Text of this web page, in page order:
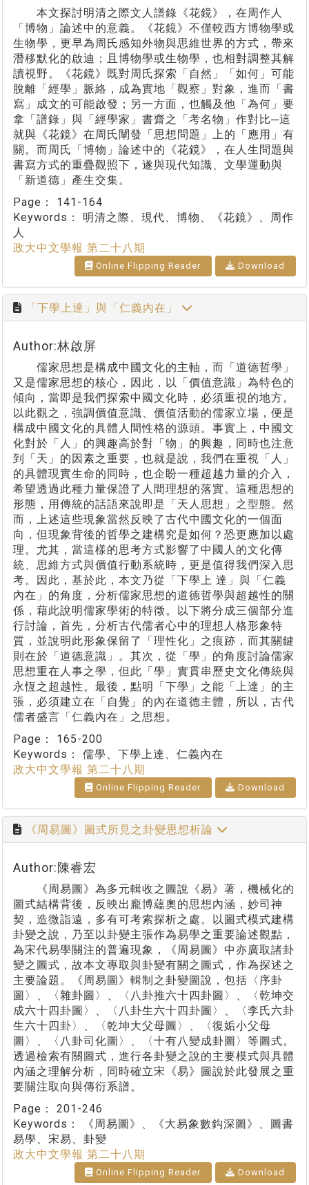
本文探討明清之際文人譜錄《花鏡》，在周作人
「博物」論述中的意義。《花鏡》不僅較西方博物學或
生物學，更早為周氏感知外物與思維世界的方式，帶來
潛移默化的啟迪；且博物學或生物學，也相對調整其解
讀視野。《花鏡》既對周氏探索「自然」「如何」可能
脫離「經學」脈絡，成為實地「觀察」對象，進而「書
寫」成文的可能啟發；另一方面，也觸及他「為何」要
拿「譜錄」與「經學家」書齋之「考名物」作對比─這
就與《花鏡》在周氏闡發「思想問題」上的「應用」有
關。而周氏「博物」論述中的《花鏡》，在人生問題與
書寫方式的重疊觀照下，遂與現代知識、文學運動與
「新道德」產生交集。
Page： 141-164
Keywords： 明清之際、現代、博物、《花鏡》、周作
人
政大中文學報 第二十八期
Online Flipping Reader Download
「下學上達」與「仁義內在」
Author:林啟屏
儒家思想是構成中國文化的主軸，而「道德哲學」
又是儒家思想的核心，因此，以「價值意識」為特色的
傾向，當即是我們探索中國文化時，必須重視的地方。
以此觀之，強調價值意識、價值活動的儒家立場，便是
構成中國文化的具體人間性格的源頭。事實上，中國文
化對於「人」的興趣高於對「物」的興趣，同時也注意
到「天」的因素之重要，也就是說，我們在重視「人」
的具體現實生命的同時，也企盼一種超越力量的介入，
希望透過此種力量保證了人間理想的落實。這種思想的
形態，用傳統的話語來說即是「天人思想」之型態。然
而，上述這些現象當然反映了古代中國文化的一個面
向，但現象背後的哲學之建構究是如何？恐更應加以處
理。尤其，當這樣的思考方式影響了中國人的文化傳
統、思維方式與價值行動系統時，更是值得我們深入思
考。因此，基於此，本文乃從「下學上 達」與「仁義
內在」的角度，分析儒家思想的道德哲學與超越性的關
係，藉此說明儒家學術的特徵。以下將分成三個部分進
行討論，首先，分析古代儒者心中的理想人格形象特
質，並說明此形象保留了「理性化」之痕跡，而其關鍵
則在於「道德意識」。其次，從「學」的角度討論儒家
思想重在人事之學，但此「學」實貫串歷史文化傳統與
永恆之超越性。最後，點明「下學」之能「上達」的主
張，必須建立在「自覺」的內在道德主體，所以，古代
儒者盛言「仁義內在」之思想。
Page： 165-200
Keywords： 儒學、下學上達、仁義內在
政大中文學報 第二十八期
Online Flipping Reader Download
《周易圖》圖式所見之卦變思想析論
Author:陳睿宏
《周易圖》為多元輯收之圖說《易》著，機械化的
圖式結構背後，反映出龐博蘊奧的思想內涵，妙司神
契，造微詣遠，多有可考索探析之處。以圖式模式建構
卦變之說，乃至以卦變主張作為易學之重要論述觀點，
為宋代易學關注的普遍現象，《周易圖》中亦廣取諸卦
變之圖式，故本文專取與卦變有關之圖式，作為探述之
主要論題。《周易圖》輯制之卦變圖說，包括〈序卦
圖〉、〈雜卦圖〉、〈八卦推六十四卦圖〉、〈乾坤交
成六十四卦圖〉、〈八卦生六十四卦圖〉、〈李氏六卦
生六十四卦〉、〈乾坤大父母圖〉、〈復姤小父母
圖〉、〈八卦司化圖〉、〈十有八變成卦圖〉等圖式。
透過檢索有關圖式，進行各卦變之說的主要模式與具體
內涵之理解分析，同時確立宋《易》圖說於此發展之重
要關注取向與傳衍系譜。
Page： 201-246
Keywords：
《周易圖》、《大易象數鈎深圖》、圖書
易學、宋易、卦變
政大中文學報 第二十八期
Online Flipping Reader Download